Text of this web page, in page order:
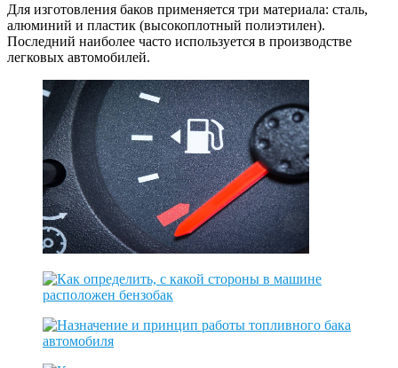
Для изготовления баков применяется три материала: сталь,
алюминий и пластик (высокоплотный полиэтилен).
Последний наиболее часто используется в производстве
легковых автомобилей.